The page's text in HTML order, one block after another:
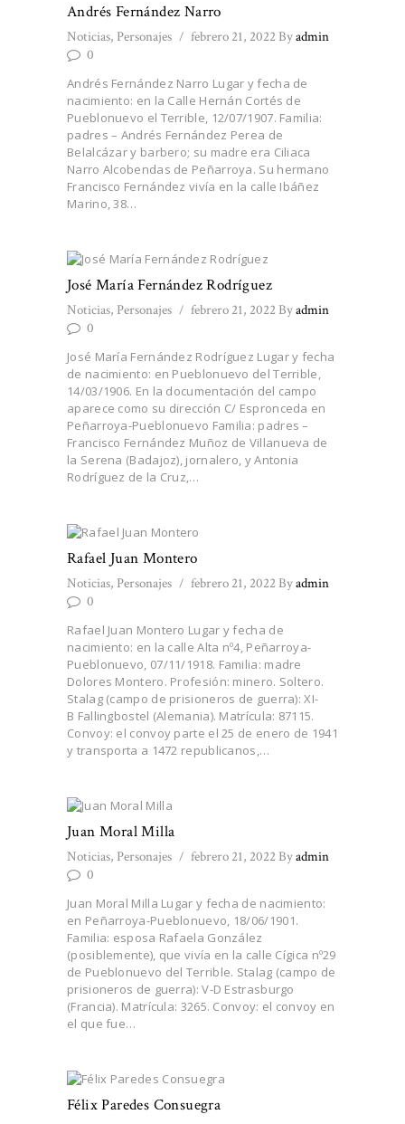
Andrés Fernández Narro
Noticias, Personajes febrero 21, 2022 Byadmin
0
Andrés Fernández Narro Lugar y fecha de
nacimiento: en la Calle Hernán Cortés de
Pueblonuevo el Terrible, 12/07/1907. Familia:
padres – Andrés Fernández Perea de
Belalcázar y barbero; su madre era Ciliaca
Narro Alcobendas de Peñarroya. Su hermano
Francisco Fernández vivía en la calle Ibáñez
Marino, 38…
José María Fernández Rodríguez
Noticias, Personajes febrero 21, 2022 Byadmin
0
José María Fernández Rodríguez Lugar y fecha
de nacimiento: en Pueblonuevo del Terrible,
14/03/1906. En la documentación del campo
aparece como su dirección C/ Espronceda en
Peñarroya-Pueblonuevo Familia: padres –
Francisco Fernández Muñoz de Villanueva de
la Serena (Badajoz), jornalero, y Antonia
Rodríguez de la Cruz,…
Rafael Juan Montero
Noticias, Personajes febrero 21, 2022 Byadmin
0
Rafael Juan Montero Lugar y fecha de
nacimiento: en la calle Alta nº4, Peñarroya-
Pueblonuevo, 07/11/1918. Familia: madre
Dolores Montero. Profesión: minero. Soltero.
Stalag (campo de prisioneros de guerra): XI-
B Fallingbostel (Alemania). Matrícula: 87115.
Convoy: el convoy parte el 25 de enero de 1941
y transporta a 1472 republicanos,…
Juan Moral Milla
Noticias, Personajes febrero 21, 2022 Byadmin
0
Juan Moral Milla Lugar y fecha de nacimiento:
en Peñarroya-Pueblonuevo, 18/06/1901.
Familia: esposa Rafaela González
(posiblemente), que vivía en la calle Cígica nº29
de Pueblonuevo del Terrible. Stalag (campo de
prisioneros de guerra): V-D Estrasburgo
(Francia). Matrícula: 3265. Convoy: el convoy en
el que fue…
Félix Paredes Consuegra